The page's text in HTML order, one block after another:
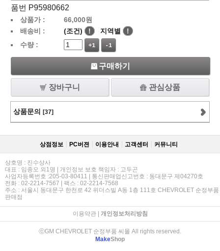
품번 P95980662
상품가 : 66,000원
배송비 :
(조건) ! 지역별
!
수량 :
+1 -1
구매하기
장바구니 관심상품
상품문의 [37]
상점정보 PC버젼 이용안내 고객센터 커뮤니티
상호명 : 진수상사
대표 : 임종오 외1명 | 개인정보 보호 책임자 : 고두곤
사업자등록번호 :205-03-80411 | 통신판매업신고번호 : 동대문구 제04270호
전화 : 02-2214-7567 | 팩스 : 02-2214-7568
주소 : 서울시 동대문구 한천로 42 위더스빌 A동 1층 111호 CHEVROLET 순정부품
판매점
이용약관| 개인정보처리방침
ⓒGM CHEVROLET 순정부품 씨몰 All rights reserved.
MakeShop